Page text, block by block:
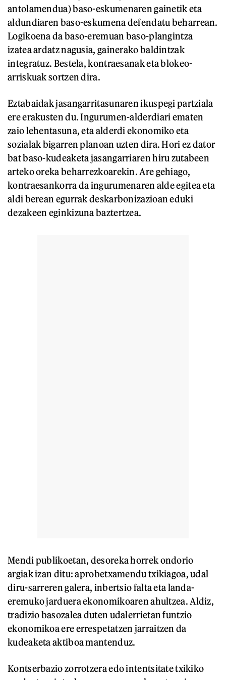
antolamendua) baso-eskumenaren gainetik eta
aldundiaren baso-eskumena defendatu beharrean.
Logikoena da baso-eremuan baso-plangintza
izatea ardatz nagusia, gainerako baldintzak
integratuz. Bestela, kontraesanak eta blokeo-
arriskuak sortzen dira.
Eztabaidak jasangarritasunaren ikuspegi partziala
ere erakusten du. Ingurumen-alderdiari ematen
zaio lehentasuna, eta alderdi ekonomiko eta
sozialak bigarren planoan uzten dira. Hori ez dator
bat baso-kudeaketa jasangarriaren hiru zutabeen
arteko oreka beharrezkoarekin. Are gehiago,
kontraesankorra da ingurumenaren alde egitea eta
aldi berean egurrak deskarbonizazioan eduki
dezakeen eginkizuna baztertzea.
Mendi publikoetan, desoreka horrek ondorio
argiak izan ditu: aprobetxamendu txikiagoa, udal
diru-sarreren galera, inbertsio falta eta landa-
eremuko jarduera ekonomikoaren ahultzea. Aldiz,
tradizio basozalea duten udalerrietan funtzio
ekonomikoa ere errespetatzen jarraitzen da
kudeaketa aktiboa mantenduz.
Kontserbazio zorrotzera edo intentsitate txikiko